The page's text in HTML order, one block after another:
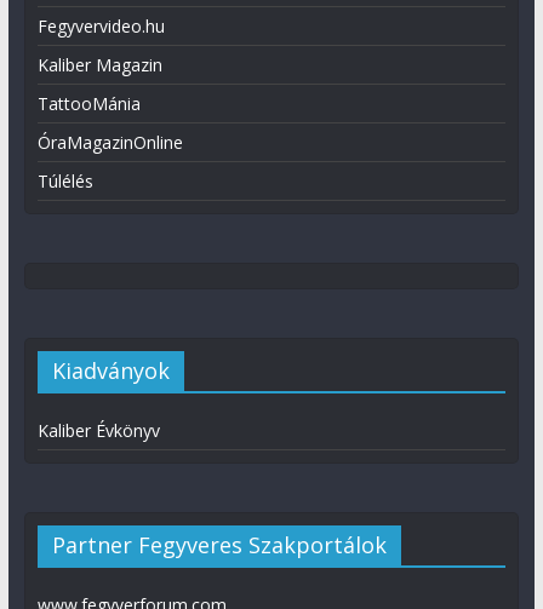
Fegyvervideo.hu
Kaliber Magazin
TattooMánia
ÓraMagazinOnline
Túlélés
Kiadványok
Kaliber Évkönyv
Partner Fegyveres Szakportálok
www.fegyverforum.com